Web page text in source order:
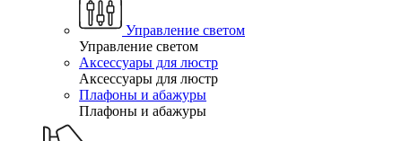
Управление светом
Управление светом
Аксессуары для люстр
Аксессуары для люстр
Плафоны и абажуры
Плафоны и абажуры